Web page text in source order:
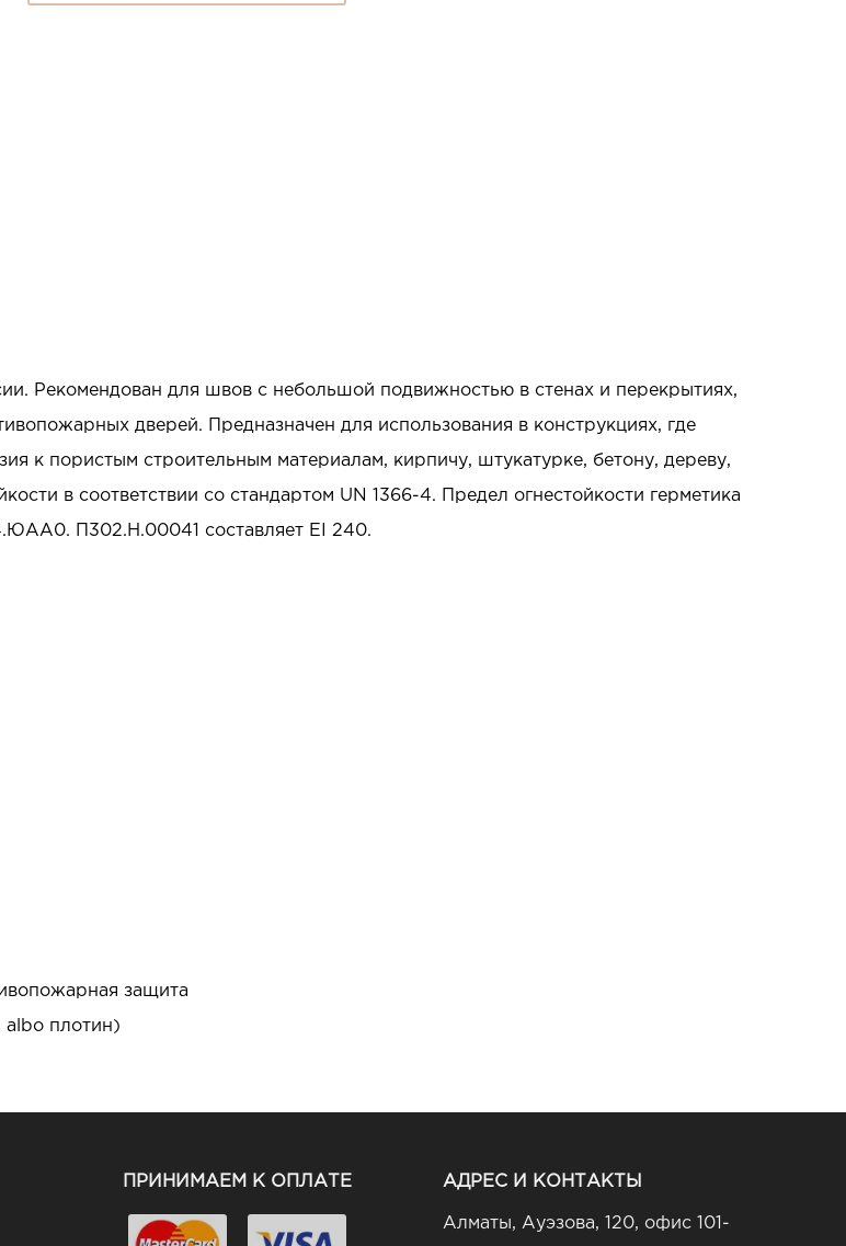
Рекомендован для швов с небольшой подвижностью в стенах и перекрытиях,
дверей. Предназначен для использования в конструкциях, где
к пористым строительным материалам, кирпичу, штукатурке, бетону, дереву,
в соответствии со стандартом UN 1366-4. Предел огнестойкости герметика
П302.Н.00041 составляет EI 240.
защита
albo плотин)
ПРИНИМАЕМ К ОПЛАТЕ АДРЕС И КОНТАКТЫ
Алматы, Ауэзова, 120, офис 101-